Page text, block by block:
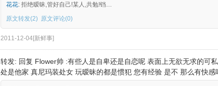
花花: 拒绝暧昧,管好自己!某人,共勉!铛…
原文转发(2) 原文评论(0)
2011-12-04[新鲜事]
转发: 回复 Flower帅 :有些人是自卑还是自恋呢 表面上无欲无求的可
处是他家 真尼玛装处女 玩暧昧的都是惯犯 您有经验 是不 那么有快